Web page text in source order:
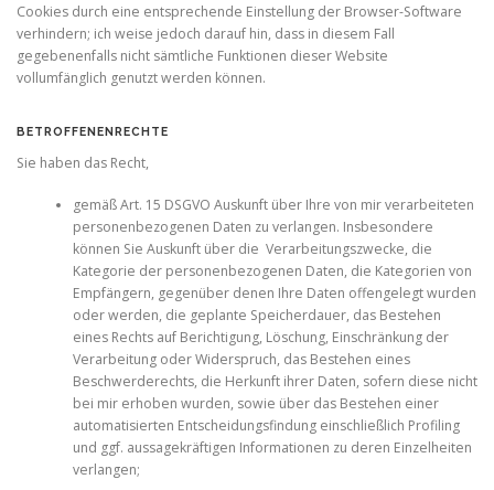
Cookies durch eine entsprechende Einstellung der Browser-Software
verhindern; ich weise jedoch darauf hin, dass in diesem Fall
gegebenenfalls nicht sämtliche Funktionen dieser Website
vollumfänglich genutzt werden können.
BETROFFENENRECHTE
Sie haben das Recht,
gemäß Art. 15 DSGVO Auskunft über Ihre von mir verarbeiteten
personenbezogenen Daten zu verlangen. Insbesondere
können Sie Auskunft über die Verarbeitungszwecke, die
Kategorie der personenbezogenen Daten, die Kategorien von
Empfängern, gegenüber denen Ihre Daten offengelegt wurden
oder werden, die geplante Speicherdauer, das Bestehen
eines Rechts auf Berichtigung, Löschung, Einschränkung der
Verarbeitung oder Widerspruch, das Bestehen eines
Beschwerderechts, die Herkunft ihrer Daten, sofern diese nicht
bei mir erhoben wurden, sowie über das Bestehen einer
automatisierten Entscheidungsfindung einschließlich Profiling
und ggf. aussagekräftigen Informationen zu deren Einzelheiten
verlangen;